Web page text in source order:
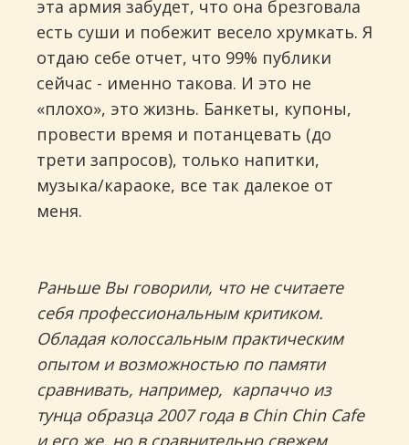
эта армия забудет, что она брезговала
есть суши и побежит весело хрумкать. Я
отдаю себе отчет, что 99% публики
сейчас - именно такова. И это не
«плохо», это жизнь. Банкеты, купоны,
провести время и потанцевать (до
трети запросов), только напитки,
музыка/караоке, все так далекое от
меня.
Раньше Вы говорили, что не считаете
себя профессиональным критиком.
Обладая колоссальным практическим
опытом и возможностью по памяти
сравнивать, например, карпаччо из
тунца образца 2007 года в Chin Chin Cafe